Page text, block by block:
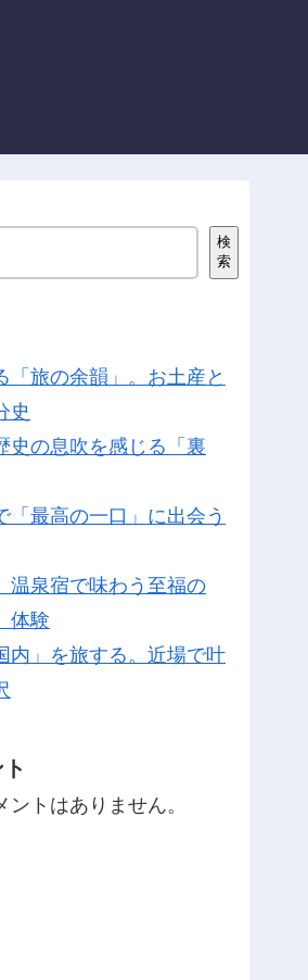
検
索
「旅の余韻」。お土産と
史
史の息吹を感じる「裏
「最高の一口」に出会う
温泉宿で味わう至福の
体験
内」を旅する。近場で叶
トはありません。